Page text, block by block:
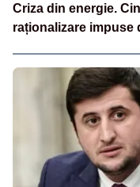
Criza din energie.
raționalizare impuse